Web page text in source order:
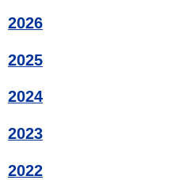
2026
2025
2024
2023
2022